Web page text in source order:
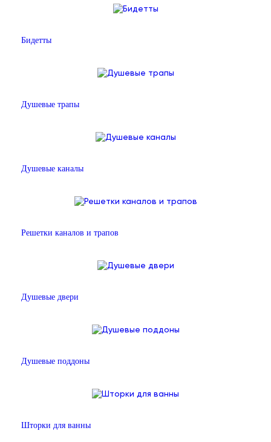
Бидетты
Душевые трапы
Душевые каналы
Решетки каналов и трапов
Душевые двери
Душевые поддоны
Шторки для ванны